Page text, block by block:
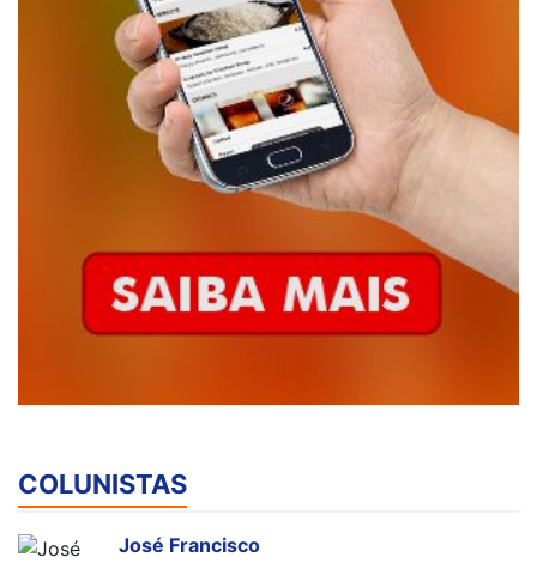
COLUNISTAS
José Francisco